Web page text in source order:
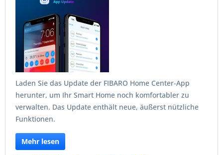
Laden Sie das Update der FIBARO Home Center-App
herunter, um Ihr Smart Home noch komfortabler zu
verwalten. Das Update enthält neue, äußerst nützliche
Funktionen.
Mehr lesen